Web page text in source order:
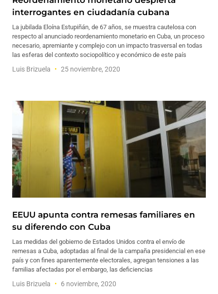
interrogantes en ciudadanía cubana
La jubilada Eloína Estupiñán, de 67 años, se muestra cautelosa con
respecto al anunciado reordenamiento monetario en Cuba, un proceso
necesario, apremiante y complejo con un impacto trasversal en todas
las esferas del contexto sociopolítico y económico de este país
Luis Brizuela 25 noviembre, 2020
EEUU apunta contra remesas familiares en
su diferendo con Cuba
Las medidas del gobierno de Estados Unidos contra el envío de
remesas a Cuba, adoptadas al final de la campaña presidencial en ese
país y con fines aparentemente electorales, agregan tensiones a las
familias afectadas por el embargo, las deficiencias
Luis Brizuela 6 noviembre, 2020